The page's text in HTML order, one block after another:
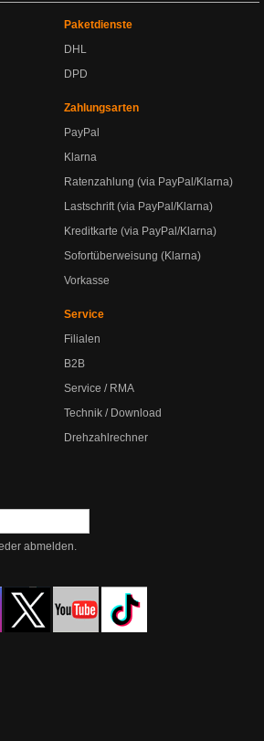
Paketdienste
DHL
DPD
Zahlungsarten
PayPal
Klarna
Ratenzahlung (via PayPal/Klarna)
Lastschrift (via PayPal/Klarna)
Kreditkarte (via PayPal/Klarna)
Sofortüberweisung (Klarna)
Vorkasse
Service
Filialen
B2B
Service / RMA
Technik / Download
Drehzahlrechner
abmelden.